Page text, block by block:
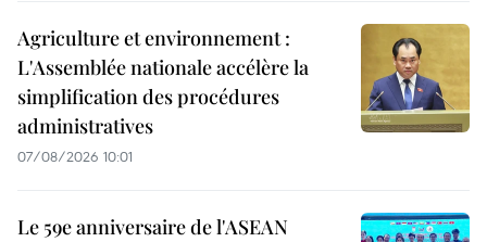
Agriculture et environnement :
L'Assemblée nationale accélère la
simplification des procédures
administratives
07/08/2026 10:01
Le 59e anniversaire de l'ASEAN